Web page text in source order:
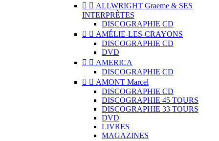
  ALLWRIGHT Graeme & SES
INTERPRÈTES
DISCOGRAPHIE CD
  AMÉLIE-LES-CRAYONS
DISCOGRAPHIE CD
DVD
  AMERICA
DISCOGRAPHIE CD
  AMONT Marcel
DISCOGRAPHIE CD
DISCOGRAPHIE 45 TOURS
DISCOGRAPHIE 33 TOURS
DVD
LIVRES
MAGAZINES